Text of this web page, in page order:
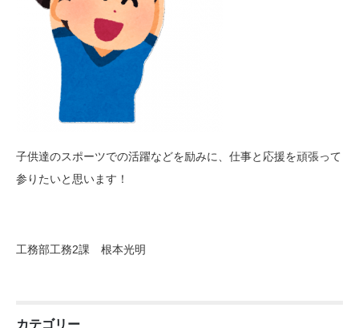
子供達のスポーツでの活躍などを励みに、仕事と応援を頑張って
参りたいと思います！
工務部工務2課 根本光明
カテゴリー